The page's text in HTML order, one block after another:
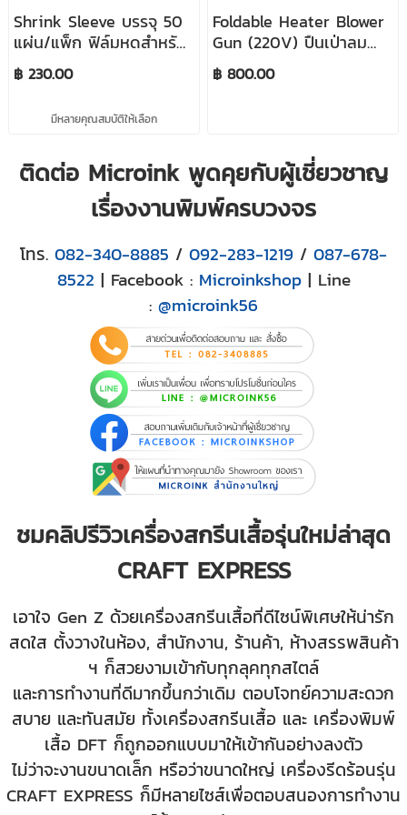
Shrink Sleeve บรรจุ 50
แผ่น/แพ็ก ฟิล์มหดสำหรับ
ทำแก้วเต็มใบ ใช้คู่กับเครื่อง
อบ Oven
฿ 230.00
มีหลายคุณสมบัติให้เลือก
Foldable Heater Blower
Gun (220V) ปืนเป่าลม
ร้อน
฿ 800.00
ติดต่อ Microink พูดคุยกับผู้เชี่ยวชาญ
เรื่องงานพิมพ์ครบวงจร
โทร. 082-340-8885 / 092-283-1219 / 087-678-
8522 | Facebook : Microinkshop| Line
: @microink56
ชมคลิปรีวิวเครื่องสกรีนเสื้อรุ่นใหม่ล่าสุด
CRAFT EXPRESS
เอาใจ Gen Z ด้วยเครื่องสกรีนเสื้อที่ดีไซน์พิเศษให้น่ารัก
สดใส ตั้งวางในห้อง, สำนักงาน, ร้านค้า, ห้างสรรพสินค้า
ฯ ก็สวยงามเข้ากับทุกลุคทุกสไตล์
และการทำงานที่ดีมากขึ้นกว่าเดิม ตอบโจทย์ความสะดวก
สบาย และทันสมัย ทั้งเครื่องสกรีนเสื้อ และ เครื่องพิมพ์
เสื้อ DFT ก็ถูกออกแบบมาให้เข้ากันอย่างลงตัว
ไม่ว่าจะงานขนาดเล็ก หรือว่าขนาดใหญ่ เครื่องรีดร้อนรุ่น
CRAFT EXPRESS ก็มีหลายไซส์เพื่อตอบสนองการทำงาน